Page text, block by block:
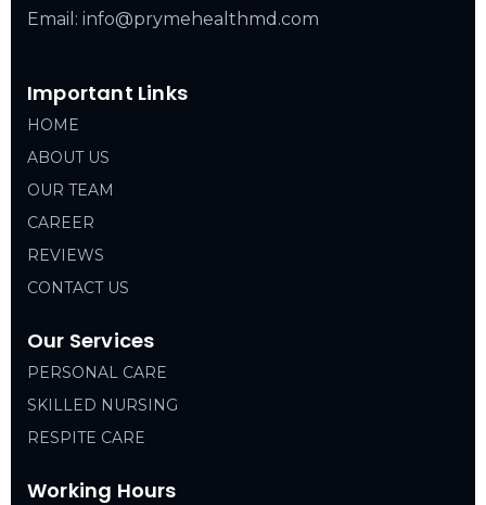
Email: info@prymehealthmd.com
Important Links
HOME
ABOUT US
OUR TEAM
CAREER
REVIEWS
CONTACT US
Our Services
PERSONAL CARE
SKILLED NURSING
RESPITE CARE
Working Hours